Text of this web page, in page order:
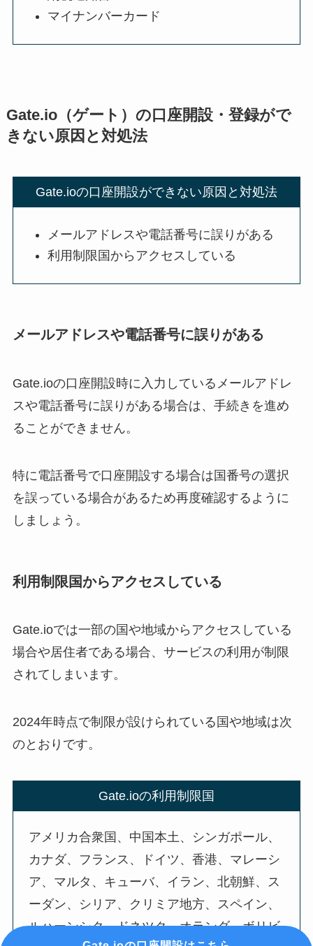
マイナンバーカード
Gate.io（ゲート）の口座開設・登録がで
きない原因と対処法
Gate.ioの口座開設ができない原因と対処法
メールアドレスや電話番号に誤りがある
利用制限国からアクセスしている
メールアドレスや電話番号に誤りがある
Gate.ioの口座開設時に入力しているメールアドレ
スや電話番号に誤りがある場合は、手続きを進め
ることができません。
特に電話番号で口座開設する場合は国番号の選択
を誤っている場合があるため再度確認するように
しましょう。
利用制限国からアクセスしている
Gate.ioでは一部の国や地域からアクセスしている
場合や居住者である場合、サービスの利用が制限
されてしまいます。
2024年時点で制限が設けられている国や地域は次
のとおりです。
Gate.ioの利用制限国
アメリカ合衆国、中国本土、シンガポール、
カナダ、フランス、ドイツ、香港、マレーシ
ア、マルタ、キューバ、イラン、北朝鮮、ス
ーダン、シリア、クリミア地方、スペイン、
ルハーンシク、ドネツク、オランダ、ボリビ